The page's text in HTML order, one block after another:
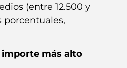
(entre 12.500 y
porcentuales,
importe más alto